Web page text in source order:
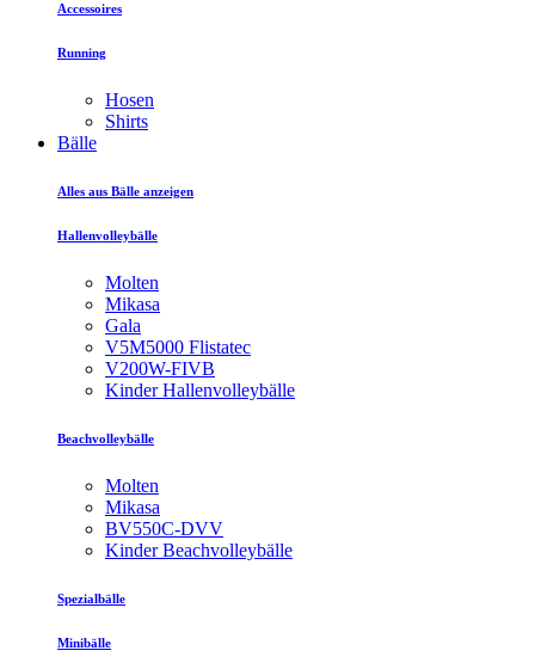
Accessoires
Running
Hosen
Shirts
Bälle
Alles aus Bälle anzeigen
Hallenvolleybälle
Molten
Mikasa
Gala
V5M5000 Flistatec
V200W-FIVB
Kinder Hallenvolleybälle
Beachvolleybälle
Molten
Mikasa
BV550C-DVV
Kinder Beachvolleybälle
Spezialbälle
Minibälle